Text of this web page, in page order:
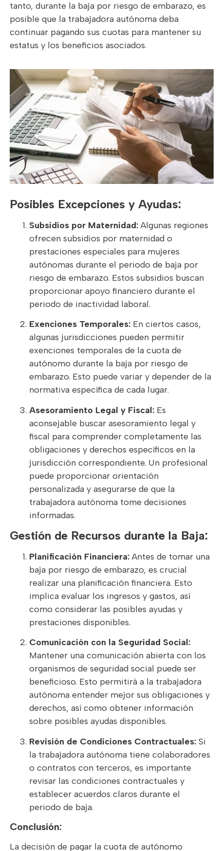
tanto, durante la baja por riesgo de embarazo, es
posible que la trabajadora autónoma deba
continuar pagando sus cuotas para mantener su
estatus y los beneficios asociados.
Posibles Excepciones y Ayudas:
Subsidios por Maternidad: Algunas regiones
ofrecen subsidios por maternidad o
prestaciones especiales para mujeres
autónomas durante el periodo de baja por
riesgo de embarazo. Estos subsidios buscan
proporcionar apoyo financiero durante el
periodo de inactividad laboral.
Exenciones Temporales: En ciertos casos,
algunas jurisdicciones pueden permitir
exenciones temporales de la cuota de
autónomo durante la baja por riesgo de
embarazo. Esto puede variar y depender de la
normativa específica de cada lugar.
Asesoramiento Legal y Fiscal: Es
aconsejable buscar asesoramiento legal y
fiscal para comprender completamente las
obligaciones y derechos específicos en la
jurisdicción correspondiente. Un profesional
puede proporcionar orientación
personalizada y asegurarse de que la
trabajadora autónoma tome decisiones
informadas.
Gestión de Recursos durante la Baja:
Planificación Financiera: Antes de tomar una
baja por riesgo de embarazo, es crucial
realizar una planificación financiera. Esto
implica evaluar los ingresos y gastos, así
como considerar las posibles ayudas y
prestaciones disponibles.
Comunicación con la Seguridad Social:
Mantener una comunicación abierta con los
organismos de seguridad social puede ser
beneficioso. Esto permitirá a la trabajadora
autónoma entender mejor sus obligaciones y
derechos, así como obtener información
sobre posibles ayudas disponibles.
Revisión de Condiciones Contractuales: Si
la trabajadora autónoma tiene colaboradores
o contratos con terceros, es importante
revisar las condiciones contractuales y
establecer acuerdos claros durante el
periodo de baja.
Conclusión:
La decisión de pagar la cuota de autónomo